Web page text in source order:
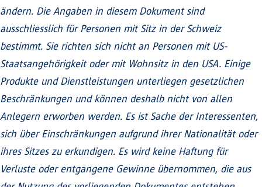
ändern. Die Angaben in diesem Dokument sind
ausschliesslich für Personen mit Sitz in der Schweiz
bestimmt. Sie richten sich nicht an Personen mit US-
Staatsangehörigkeit oder mit Wohnsitz in den USA. Einige
Produkte und Dienstleistungen unterliegen gesetzlichen
Beschränkungen und können deshalb nicht von allen
Anlegern erworben werden. Es ist Sache der Interessenten,
sich über Einschränkungen aufgrund ihrer Nationalität oder
ihres Sitzes zu erkundigen. Es wird keine Haftung für
Verluste oder entgangene Gewinne übernommen, die aus